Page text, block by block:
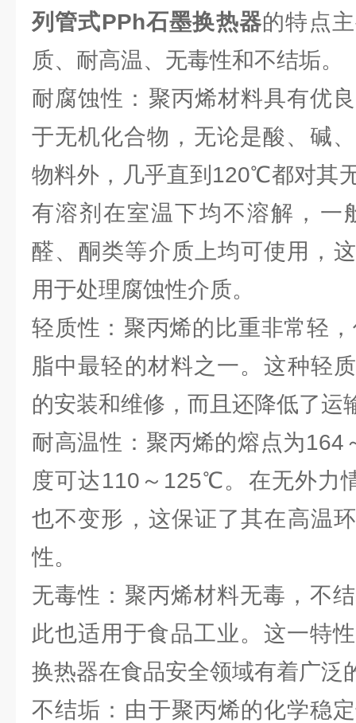
列管式PPh石墨换热器的特点
质、‌耐高温、‌无毒性和不结垢。‌
耐腐蚀性：‌聚丙烯材料具有优
于无机化合物，‌无论是酸、‌碱
物料外，‌几乎直到120℃都对其
有溶剂在室温下均不溶解，‌一
醛、‌酮类等介质上均可使用，‌
用于处理腐蚀性介质。‌
轻质性：‌聚丙烯的比重非常轻
脂中最轻的材料之一。‌这种轻
的安装和维修，‌而且还降低了运
耐高温性：‌聚丙烯的熔点为
度可达110～125℃。‌在无外力
也不变形，‌这保证了其在高温
性。‌
无毒性：‌聚丙烯材料无毒，‌不
此也适用于食品工业。‌这一特
换热器在食品安全领域有着广泛
不结垢：‌由于聚丙烯的化学稳